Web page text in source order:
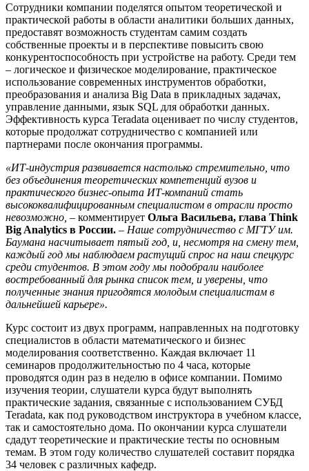
Сотрудники компании поделятся опытом теоретической и
практической работы в области аналитики больших данных,
предоставят возможность студентам самим создать
собственные проекты и в перспективе повысить свою
конкурентоспособность при устройстве на работу. Среди тем
– логическое и физическое моделирование, практическое
использование современных инструментов обработки,
преобразования и анализа Big Data в прикладных задачах,
управление данными, язык SQL для обработки данных.
Эффективность курса Teradata оценивает по числу студентов,
которые продолжат сотрудничество с компанией или
партнерами после окончания программы.
«ИТ-индустрия развивается настолько стремительно, что
без объединения теоретических компетенций вузов и
практического бизнес-опыта ИТ-компаний стать
высококвалифицированным специалистом в отрасли просто
невозможно, – комментирует Ольга Васильева, глава Think
Big Analytics в России. – Наше сотрудничество с МГТУ им.
Баумана насчитывает пятый год, и, несмотря на смену тем,
каждый год мы наблюдаем растущий спрос на наш спецкурс
среди студентов. В этом году мы подобрали наиболее
востребованный для рынка список тем, и уверены, что
полученные знания пригодятся молодым специалистам в
дальнейшей карьере».
Курс состоит из двух программ, направленных на подготовку
специалистов в области математического и бизнес
моделирования соответственно. Каждая включает 11
семинаров продолжительностью по 4 часа, которые
проводятся один раз в неделю в офисе компании. Помимо
изучения теории, слушатели курса будут выполнять
практические задания, связанные с использованием СУБД
Teradata, как под руководством инструктора в учебном классе,
так и самостоятельно дома. По окончании курса слушатели
сдадут теоретические и практические тесты по основным
темам. В этом году количество слушателей составит порядка
34 человек с различных кафедр.